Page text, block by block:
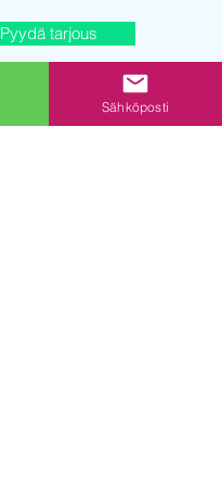
Pyydä tarjous
Sähköposti